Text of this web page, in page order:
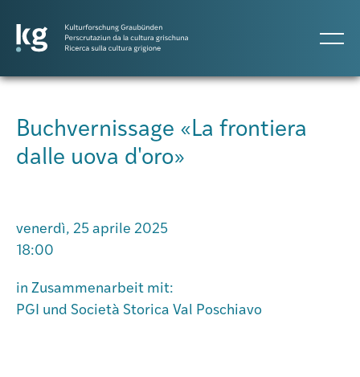
Progetti
Buchvernissage «La frontiera
dalle uova d'oro»
venerdì, 25 aprile 2025
18:00
in Zusammenarbeit mit:
PGI und Società Storica Val Poschiavo